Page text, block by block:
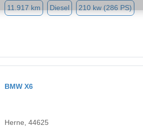
11.917 km Diesel 210 kw (286 PS)
BMW X6
Herne, 44625